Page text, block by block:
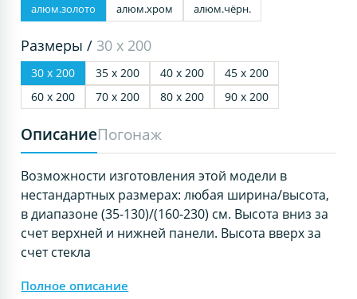
алюм.золото алюм.хром алюм.чёрн.
Размеры / 30 х 200
30 х 200 35 х 200 40 х 200
45 х 200
60 х 200
70 х 200 80 х 200 90 х 200
ОписаниеПогонаж
Возможности изготовления этой модели в
нестандартных размерах: любая ширина/высота,
в диапазоне (35-130)/(160-230) см. Высота вниз за
счет верхней и нижней панели. Высота вверх за
счет стекла
Полное описание